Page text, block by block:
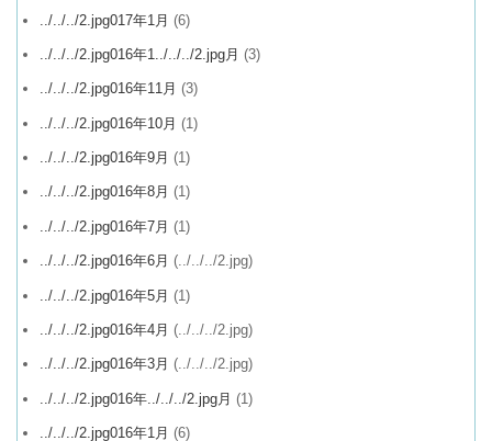
../../../2.jpg017年1月 (6)
../../../2.jpg016年1../../../2.jpg月 (3)
../../../2.jpg016年11月 (3)
../../../2.jpg016年10月 (1)
../../../2.jpg016年9月 (1)
../../../2.jpg016年8月 (1)
../../../2.jpg016年7月 (1)
../../../2.jpg016年6月 (../../../2.jpg)
../../../2.jpg016年5月 (1)
../../../2.jpg016年4月 (../../../2.jpg)
../../../2.jpg016年3月 (../../../2.jpg)
../../../2.jpg016年../../../2.jpg月 (1)
../../../2.jpg016年1月 (6)